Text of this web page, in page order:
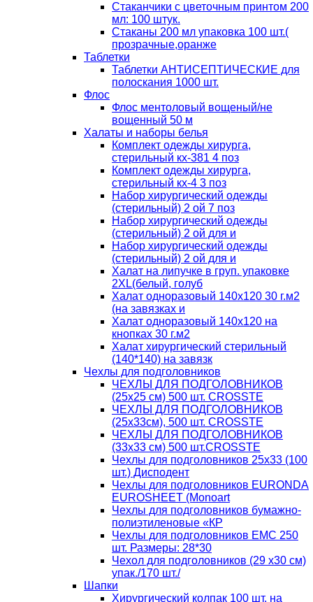
Стаканчики с цветочным принтом 200
мл: 100 штук.
Стаканы 200 мл упаковка 100 шт.(
прозрачные,оранже
Таблетки
Таблетки АНТИСЕПТИЧЕСКИЕ для
полоскания 1000 шт.
Флос
Флос ментоловый вощеный/не
вощенный 50 м
Халаты и наборы белья
Комплект одежды хирурга,
стерильный кх-381 4 поз
Комплект одежды хирурга,
стерильный кх-4 3 поз
Набор хирургический одежды
(стерильный) 2 ой 7 поз
Набор хирургический одежды
(стерильный) 2 ой для и
Набор хирургический одежды
(стерильный) 2 ой для и
Халат на липучке в груп. упаковке
2XL(белый, голуб
Халат одноразовый 140х120 30 г.м2
(на завязках и
Халат одноразовый 140х120 на
кнопках 30 г.м2
Халат хирургический стерильный
(140*140) на завязк
Чехлы для подголовников
ЧЕХЛЫ ДЛЯ ПОДГОЛОВНИКОВ
(25х25 см) 500 шт. CROSSTE
ЧЕХЛЫ ДЛЯ ПОДГОЛОВНИКОВ
(25х33см), 500 шт. CROSSTE
ЧЕХЛЫ ДЛЯ ПОДГОЛОВНИКОВ
(33х33 см) 500 шт.CROSSTE
Чехлы для подголовников 25х33 (100
шт.) Дисподент
Чехлы для подголовников EURONDA
EUROSHEET (Monoart
Чехлы для подголовников бумажно-
полиэтиленовые «КР
Чехлы для подголовников ЕМС 250
шт. Размеры: 28*30
Чехол для подголовников (29 х30 см)
упак./170 шт./
Шапки
Хирургический колпак 100 шт. на